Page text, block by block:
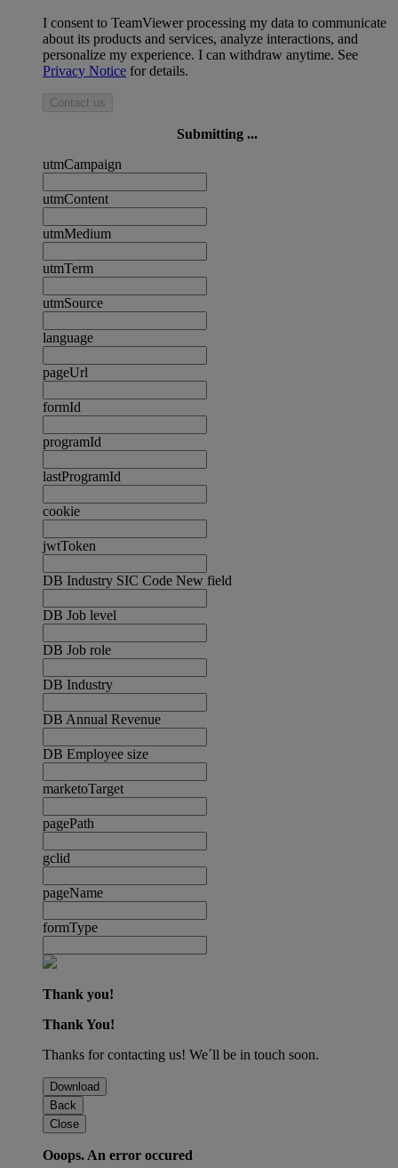
I consent to TeamViewer processing my data to communicate
about its products and services, analyze interactions, and
personalize my experience. I can withdraw anytime. See
Privacy Notice for details.
Contact us
Submitting ...
utmCampaign
utmContent
utmMedium
utmTerm
utmSource
language
pageUrl
formId
programId
lastProgramId
cookie
jwtToken
DB Industry SIC Code New field
DB Job level
DB Job role
DB Industry
DB Annual Revenue
DB Employee size
marketoTarget
pagePath
gclid
pageName
formType
Thank you!
Thank You!
Thanks for contacting us! We´ll be in touch soon.
Download
Back
Close
Ooops. An error occured